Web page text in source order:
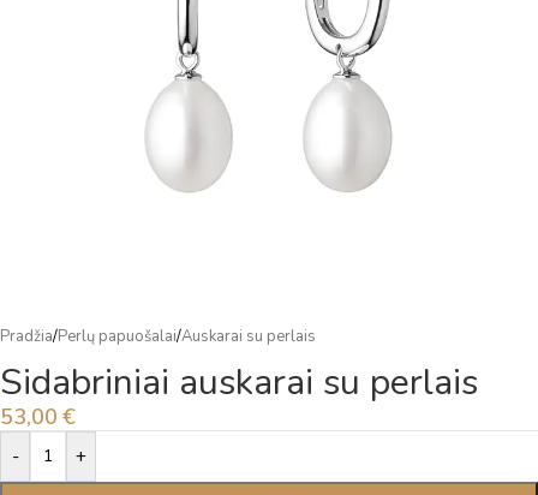
Pradžia/Perlų papuošalai/Auskarai su perlais
Sidabriniai auskarai su perlais
53,00 €
- +
Alternative: